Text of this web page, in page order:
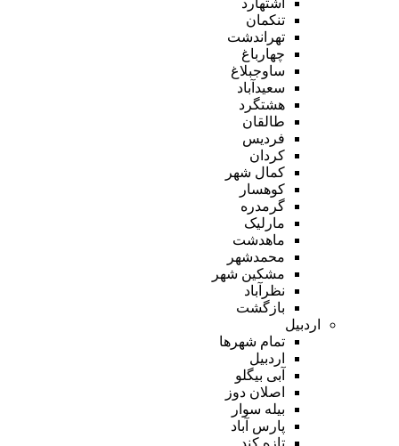
تنکمان
تهراندشت
چهارباغ
ساوجبلاغ
سعیدآباد
هشتگرد
طالقان
فردیس
کردان
کمال شهر
کوهسار
گرمدره
مارلیک
ماهدشت
محمدشهر
مشکین شهر
نظرآباد
بازگشت
اردبیل
تمام شهر‌ها
اردبیل
آبی بیگلو
اصلان دوز
بیله سوار
پارس آباد
تازه کند